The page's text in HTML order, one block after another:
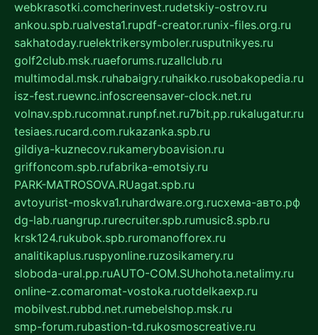
webkrasotki.comcherinvest.rudetskiy-ostrov.ru
ankou.spb.rualvesta1.rupdf-creator.runix-files.org.ru
sakhatoday.ruelektrikersymboler.rusputnikyes.ru
golf2club.msk.ruaeforums.ruzallclub.ru
multimodal.msk.ruhabaigry.ruhaikko.rusobakopedia.ru
isz-fest.ruewnc.infoscreensaver-clock.net.ru
volnav.spb.rucomnat.runpf.net.ru7bit.pp.rukalugatur.ru
tesiaes.rucard.com.rukazanka.spb.ru
gildiya-kuznecov.rukameryboavision.ru
griffoncom.spb.rufabrika-emotsiy.ru
PARK-MATROSOVA.RUagat.spb.ru
avtoyurist-moskva1.ruhardware.org.ruсхема-авто.рф
dg-lab.ruangrup.rurecruiter.spb.rumusic8.spb.ru
krsk124.rukubok.spb.ruromanofforex.ru
analitikaplus.ruspyonline.ruzosikamery.ru
sloboda-ural.pp.ruAUTO-COM.SUhohota.netalimy.ru
online-z.comaromat-vostoka.ruotdelkaexp.ru
mobilvest.rubbd.net.rumebelshop.msk.ru
smp-forum.rubastion-td.rukosmoscreative.ru